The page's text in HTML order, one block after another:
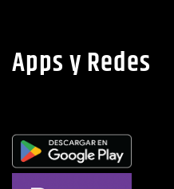
Apps y Redes